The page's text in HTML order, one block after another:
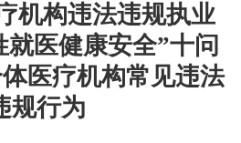
机构违法违规执业
医健康安全”十问
医疗机构常见违法
规行为